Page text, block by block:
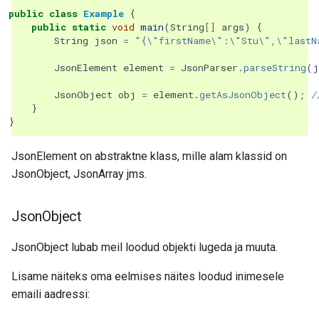
public class Example {
public static void main(String[] args)
{
String
json =
JsonElement element = JsonParser .parseString(
JsonObject obj = element .getAsJsonObject();
}
}
JsonElement on abstraktne klass, mille alam klassid on
JsonObject, JsonArray jms.
JsonObject
JsonObject lubab meil loodud objekti lugeda ja muuta.
Lisame näiteks oma eelmises näites loodud inimesele
emaili aadressi: